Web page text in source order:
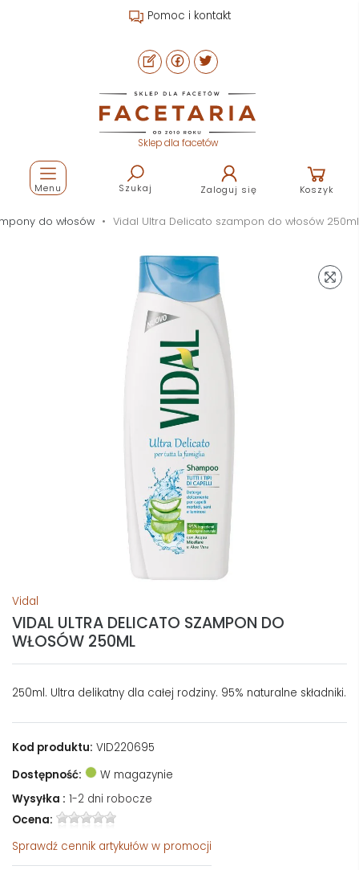
Pomoc i kontakt
Sklep dla facetów
Szukaj Zaloguj się Koszyk
Menu
do włosów Vidal Ultra Delicato szampon do włosów 250ml
Vidal
VIDAL ULTRA DELICATO SZAMPON DO
WŁOSÓW 250ML
250ml. Ultra delikatny dla całej rodziny. 95% naturalne składniki.
Kod produktu: VID220695
Dostępność:
W magazynie
Wysyłka : 1-2 dni robocze
Ocena:
Sprawdź cennik artykułów w promocji